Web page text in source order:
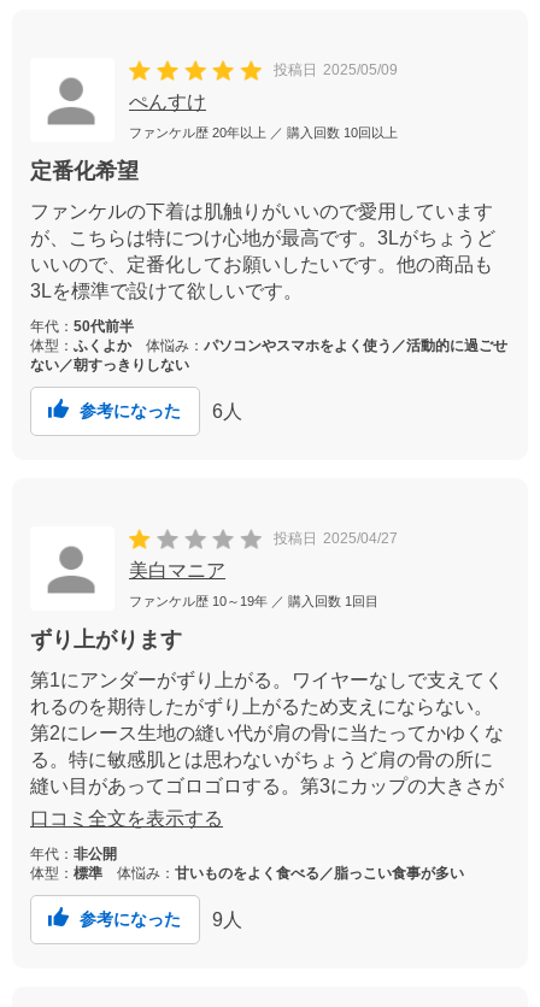
投稿日 2025/05/09
ぺんすけ
ファンケル歴 20年以上 ／ 購入回数 10回以上
定番化希望
ファンケルの下着は肌触りがいいので愛用しています
が、こちらは特につけ心地が最高です。3Lがちょうど
いいので、定番化してお願いしたいです。他の商品も
3Lを標準で設けて欲しいです。
年代： 50代前半
体型： ふくよか体悩み： パソコンやスマホをよく使う／活動的に過ごせ
ない／朝すっきりしない
参考になった 6 人
投稿日 2025/04/27
美白マニア
ファンケル歴 10～19年 ／ 購入回数 1回目
ずり上がります
第1にアンダーがずり上がる。ワイヤーなしで支えてく
れるのを期待したがずり上がるため支えにならない。
第2にレース生地の縫い代が肩の骨に当たってかゆくな
る。特に敏感肌とは思わないがちょうど肩の骨の所に
縫い目があってゴロゴロする。第3にカップの大きさが
小さめで胸にくい込む。普段はCカップ位。アンダーの
なった。
口コミ全文を表示する
年代： 非公開
体型： 標準 体悩み： 甘いものをよく食べる／脂っこい食事が多い
参考になった 9 人